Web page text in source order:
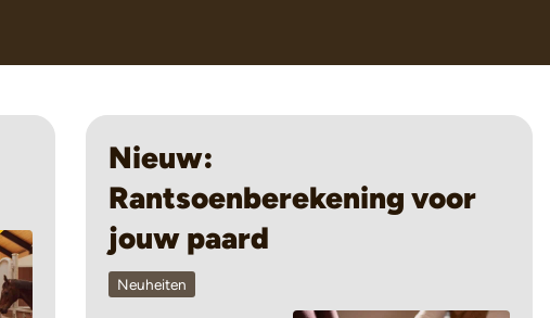
Nieuw:
Rantsoenberekening voor
jouw paard
Neuheiten